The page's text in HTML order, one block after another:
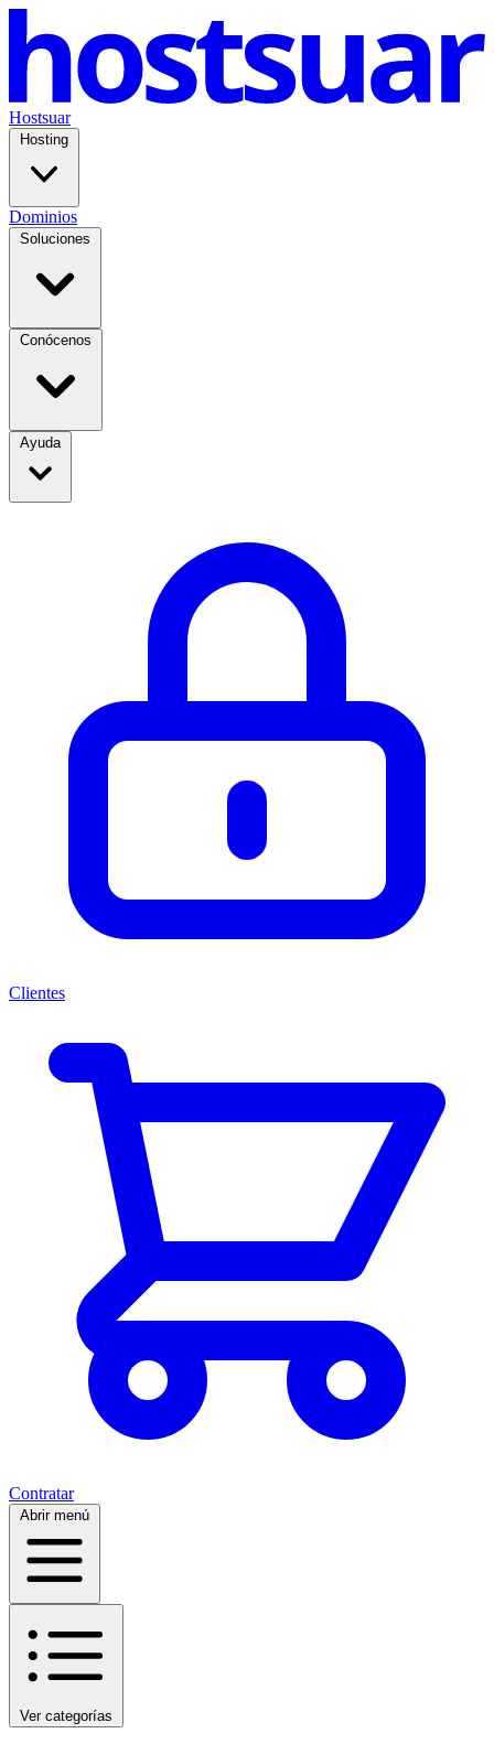
Hostsuar
Hosting
Dominios
Soluciones
Conócenos
Ayuda
Clientes
Contratar
Abrir menú
Ver categorías